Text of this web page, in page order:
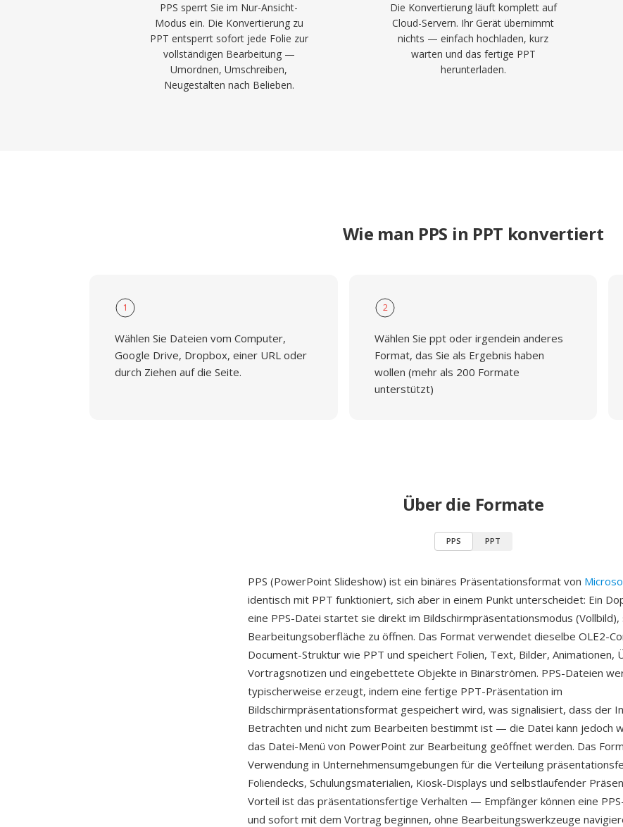
PPS sperrt Sie im Nur-Ansicht-
Modus ein. Die Konvertierung zu
PPT entsperrt sofort jede Folie zur
vollständigen Bearbeitung —
Umordnen, Umschreiben,
Neugestalten nach Belieben.
Die Konvertierung läuft komplett auf
Cloud-Servern. Ihr Gerät übernimmt
nichts — einfach hochladen, kurz
warten und das fertige PPT
herunterladen.
Wie man PPS in PPT konvertiert
1
Wählen Sie Dateien vom Computer,
Google Drive, Dropbox, einer URL oder
durch Ziehen auf die Seite.
2
Wählen Sie ppt oder irgendein anderes
Format, das Sie als Ergebnis haben
wollen (mehr als 200 Formate
unterstützt)
Über die Formate
PPS PPT
PPS (PowerPoint Slideshow) ist ein binäres Präsentationsformat von
identisch mit PPT funktioniert, sich aber in einem Punkt unterscheidet: Ein
eine PPS-Datei startet sie direkt im Bildschirmpräsentationsmodus
Bearbeitungsoberfläche zu öffnen. Das Format verwendet dieselbe OLE2-
Document-Struktur wie PPT und speichert Folien, Text, Bilder, Animationen,
Vortragsnotizen und eingebettete Objekte in Binärströmen. PPS-Dateien
typischerweise erzeugt, indem eine fertige PPT-Präsentation im
Bildschirmpräsentationsformat gespeichert wird, was signalisiert, dass der
Betrachten und nicht zum Bearbeiten bestimmt ist — die Datei kann jedoch
das Datei-Menü von PowerPoint zur Bearbeitung geöffnet werden. Das
Verwendung in Unternehmensumgebungen für die Verteilung
Foliendecks, Schulungsmaterialien, Kiosk-Displays und selbstlaufender
Vorteil ist das präsentationsfertige Verhalten — Empfänger können eine
und sofort mit dem Vortrag beginnen, ohne Bearbeitungswerkzeuge